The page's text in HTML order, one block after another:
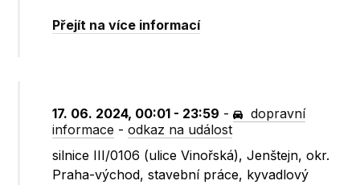
Přejít na více informací
17. 06. 2024, 00:01 - 23:59 -
dopravní
informace -odkaz na událost
silnice III/0106 (ulice Vinořská), Jenštejn, okr.
Praha-východ, stavební práce, kyvadlový